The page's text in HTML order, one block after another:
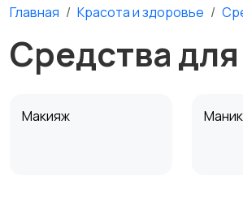
Главная Красота и здоровье
Средства
Макияж